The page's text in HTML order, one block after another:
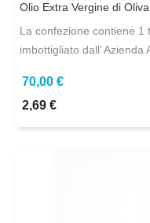
Olio Extra Vergine di
La confezione contiene 1
imbottigliato dall’
70,00 €
2,69 €